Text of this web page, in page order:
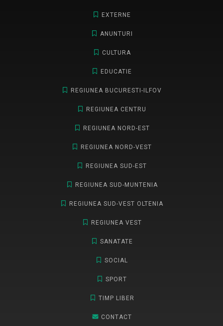
EXTERNE
ANUNTURI
CULTURA
EDUCATIE
REGIUNEA BUCURESTI-ILFOV
REGIUNEA CENTRU
REGIUNEA NORD-EST
REGIUNEA NORD-VEST
REGIUNEA SUD-EST
REGIUNEA SUD-MUNTENIA
REGIUNEA SUD-VEST OLTENIA
REGIUNEA VEST
SANATATE
SOCIAL
SPORT
TIMP LIBER
CONTACT